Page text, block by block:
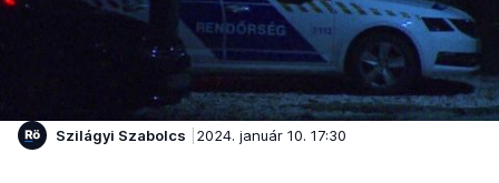
Szilágyi Szabolcs 2024. január 10. 17:30